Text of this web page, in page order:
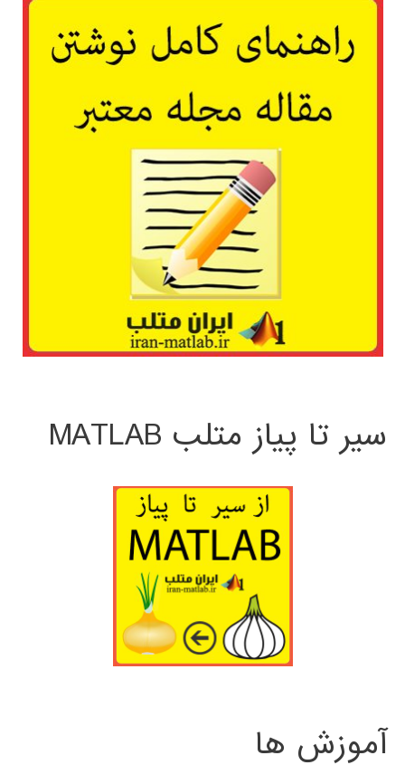
سیر تا پیاز متلب MATLAB
آموزش ها